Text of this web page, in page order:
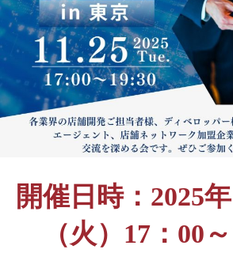
開催日時：2025
（火）17：00